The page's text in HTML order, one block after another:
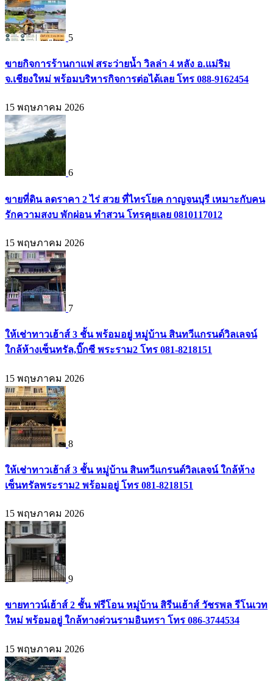
5
ขายกิจการร้านกาแฟ สระว่ายน้ำ วิลล่า 4 หลัง อ.แม่ริม
จ.เชียงใหม่ พร้อมบริหารกิจการต่อได้เลย โทร 088-9162454
15 พฤษภาคม 2026
6
ขายที่ดิน ลดราคา 2 ไร่ สวย ที่ไทรโยค กาญจนบุรี เหมาะกับคน
รักความสงบ พักผ่อน ทำสวน โทรคุยเลย 0810117012
15 พฤษภาคม 2026
7
ให้เช่าทาวเฮ้าส์ 3 ชั้น พร้อมอยู่ หมู่บ้าน สินทวีแกรนด์วิลเลจน์
ใกล้ห้างเซ็นทรัล,บิ๊กซี พระราม2 โทร 081-8218151
15 พฤษภาคม 2026
8
ให้เช่าทาวเฮ้าส์ 3 ชั้น หมู่บ้าน สินทวีแกรนด์วิลเลจน์ ใกล้ห้าง
เซ็นทรัลพระราม2 พร้อมอยู่ โทร 081-8218151
15 พฤษภาคม 2026
9
ขายทาวน์เฮ้าส์ 2 ชั้น ฟรีโอน หมู่บ้าน สิรีนเฮ้าส์ วัชรพล รีโนเวท
ใหม่ พร้อมอยู่ ใกล้ทางด่วนรามอินทรา โทร 086-3744534
15 พฤษภาคม 2026